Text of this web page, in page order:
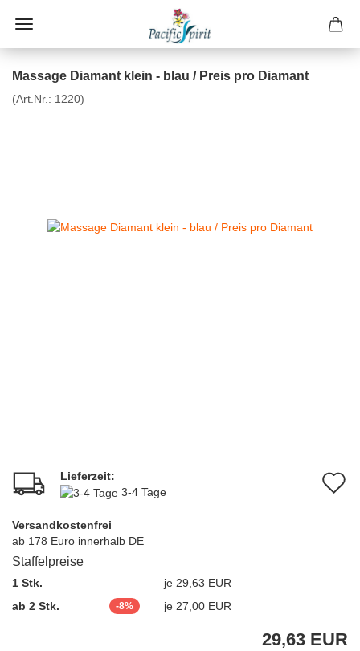
Massage Diamant klein - blau / Preis pro Diamant
(Art.Nr.: 1220)
Lieferzeit:
3-4 Tage
Versandkostenfrei
ab 178 Euro innerhalb DE
Staffelpreise
1 Stk. je 29,63 EUR
-8%
ab 2 Stk. je 27,00 EUR
29,63 EUR